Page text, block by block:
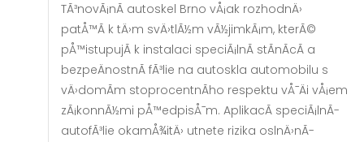
TÃ³novÃ¡nÃ­ autoskel Brno vÅ¡ak rozhodnÄ›
patÅ™Ã­ k tÄ›m svÄ›tlÃ½m vÃ½jimkÃ¡m, kterÃ©
pÅ™istupujÃ­ k instalaci speciÃ¡lnÃ­ stÃ­nÃ­cÃ­ a
bezpeÄnostnÃ­ fÃ³lie na autoskla automobilu s
vÄ›domÃ­m stoprocentnÃ­ho respektu vÅ¯Äi vÅ¡em
zÃ¡konnÃ½mi pÅ™edpisÅ¯m. AplikacÃ­ speciÃ¡lnÃ­
autofÃ³lie okamÅ¾itÄ› utnete rizika oslnÄ›nÃ­